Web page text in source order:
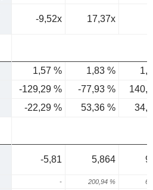
-9,52x 17,37x
1,57 % 1,83 %
-129,29 % -77,93 %
-22,29 % 53,36 %
-5,81 5,864
- 200,94 %